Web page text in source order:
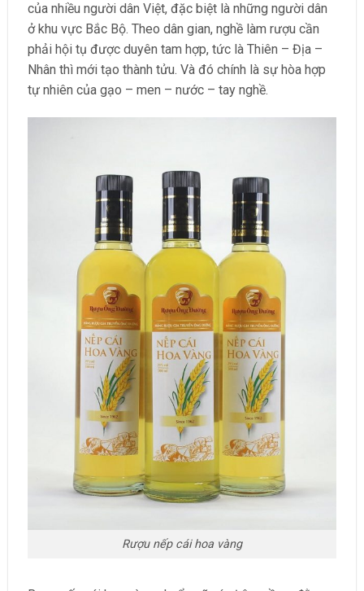
của nhiều người dân Việt, đặc biệt là những người dân
ở khu vực Bắc Bộ. Theo dân gian, nghề làm rượu cần
phải hội tụ được duyên tam hợp, tức là Thiên – Địa –
Nhân thì mới tạo thành tửu. Và đó chính là sự hòa hợp
tự nhiên của gạo – men – nước – tay nghề.
Rượu nếp cái hoa vàng